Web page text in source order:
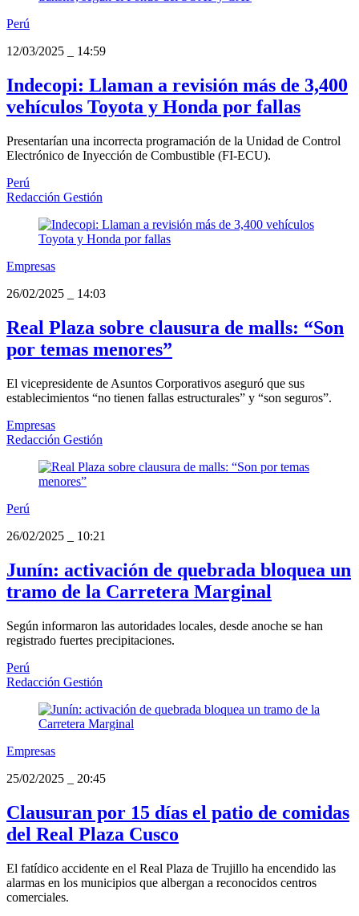
Perú
12/03/2025
14:59
Indecopi: Llaman a revisión más de 3,400
vehículos Toyota y Honda por fallas
Presentarían una incorrecta programación de la Unidad de Control
Electrónico de Inyección de Combustible (FI-ECU).
Perú
Redacción Gestión
Empresas
26/02/2025
14:03
Real Plaza sobre clausura de malls: “Son
por temas menores”
El vicepresidente de Asuntos Corporativos aseguró que sus
establecimientos “no tienen fallas estructurales” y “son seguros”.
Empresas
Redacción Gestión
Perú
26/02/2025
10:21
Junín: activación de quebrada bloquea un
tramo de la Carretera Marginal
Según informaron las autoridades locales, desde anoche se han
registrado fuertes precipitaciones.
Perú
Redacción Gestión
Empresas
25/02/2025
20:45
Clausuran por 15 días el patio de comidas
del Real Plaza Cusco
El fatídico accidente en el Real Plaza de Trujillo ha encendido las
alarmas en los municipios que albergan a reconocidos centros
comerciales.